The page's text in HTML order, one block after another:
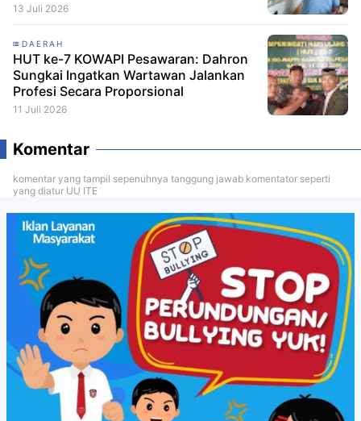
13 Juli 2026
DAERAH
HUT ke-7 KOWAPI Pesawaran: Dahron
Sungkai Ingatkan Wartawan Jalankan
Profesi Secara Proporsional
11 Juli 2026
Komentar
komentar yang tampil sepenuhnya tanggung jawab komentator seperti
yang diatur UU ITE